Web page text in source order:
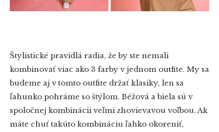
Štylistické pravidlá radia, že by ste nemali
kombinovať viac ako 3 farby v jednom outfite. My sa
budeme aj v tomto outfite držať klasiky, len sa
ľahunko pohráme so štýlom. Béžová a biela sú v
spoločnej kombinácii veľmi zhovievavou voľbou. Ak
máte chuť takúto kombináciu ľahko okoreniť,